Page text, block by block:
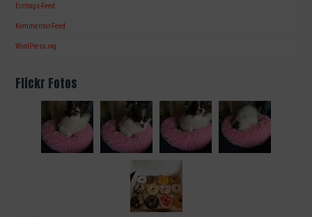
Eintrags-Feed
Kommentar-Feed
WordPress.org
Flickr Fotos